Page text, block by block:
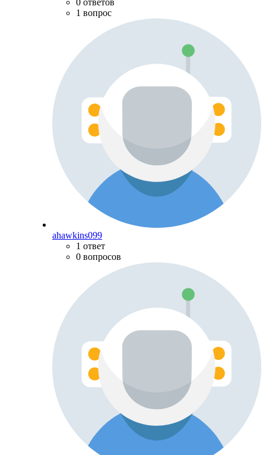
1 вопрос
ahawkins099
1 ответ
0 вопросов